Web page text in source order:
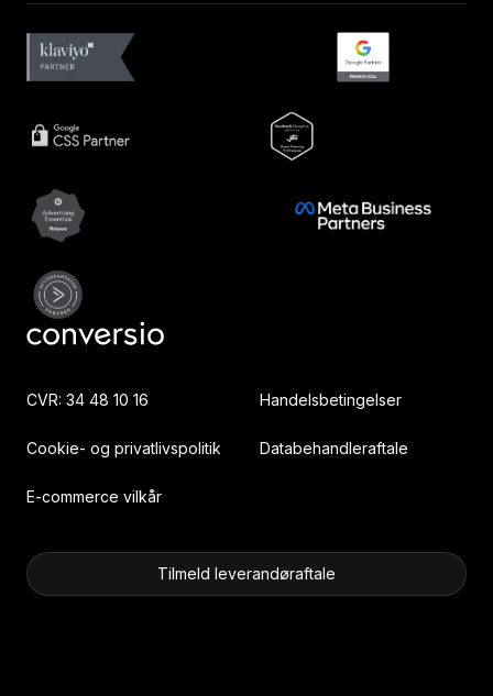
CVR: 34 48 10 16 Handelsbetingelser
Cookie- og privatlivspolitik Databehandleraftale
E-commerce vilkår
Tilmeld leverandøraftale